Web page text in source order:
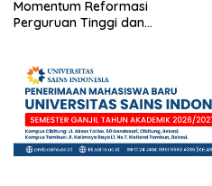
Momentum Reformasi
Perguruan Tinggi dan